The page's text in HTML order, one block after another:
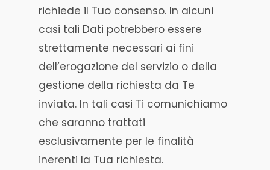
richiede il Tuo consenso. In alcuni
casi tali Dati potrebbero essere
strettamente necessari ai fini
dell’erogazione del servizio o della
gestione della richiesta da Te
inviata. In tali casi Ti comunichiamo
che saranno trattati
esclusivamente per le finalità
inerenti la Tua richiesta.